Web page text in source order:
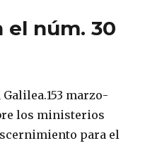
el núm. 30
marzo-
los ministerios
para el